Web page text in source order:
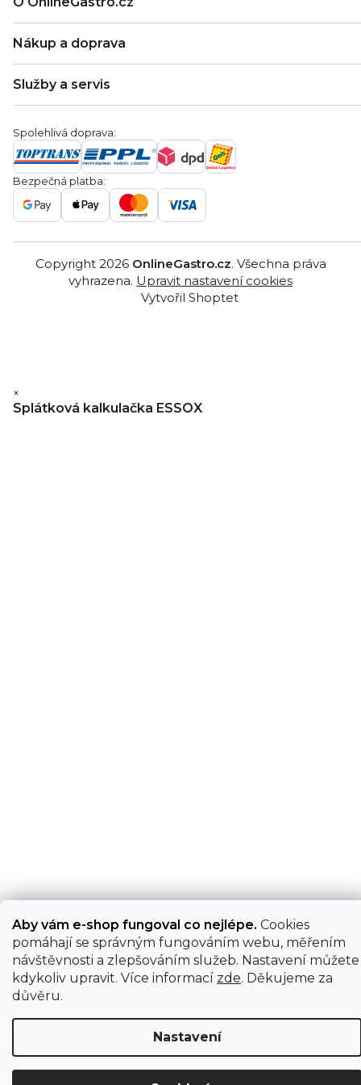
Aby vám e-shop fungoval co nejlépe. Cookies
pomáhají se správným fungováním webu, měřením
návštěvnosti a zlepšováním služeb. Nastavení můžete
kdykoliv upravit. Více informací zde. Děkujeme za
důvěru.
Nastavení
Kontakty
Věrnostní program
Blog
Nákup a doprava
Záruka
Ochrana osobních údajů
Reklamační řády
Služby a servis
Servis a reklamace
Poptávka
Gastro projekty
Značky
Gastro velkoobchod
Spolehlivá doprava:
Bezpečná platba:
Vytvořil Shoptet
Copyright 2026 OnlineGastro.cz. Všechna práva
vyhrazena. Upravit nastavení cookies
×
Splátková kalkulačka ESSOX